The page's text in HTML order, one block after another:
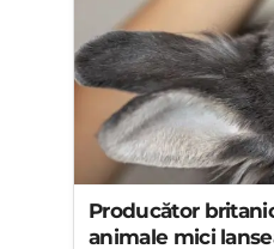
Producător
animale mici